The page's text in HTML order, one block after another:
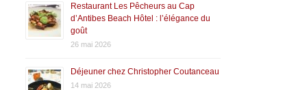
Restaurant Les Pêcheurs au Cap
d’Antibes Beach Hôtel : l’élégance du
goût
26 mai 2026
Déjeuner chez Christopher Coutanceau
14 mai 2026